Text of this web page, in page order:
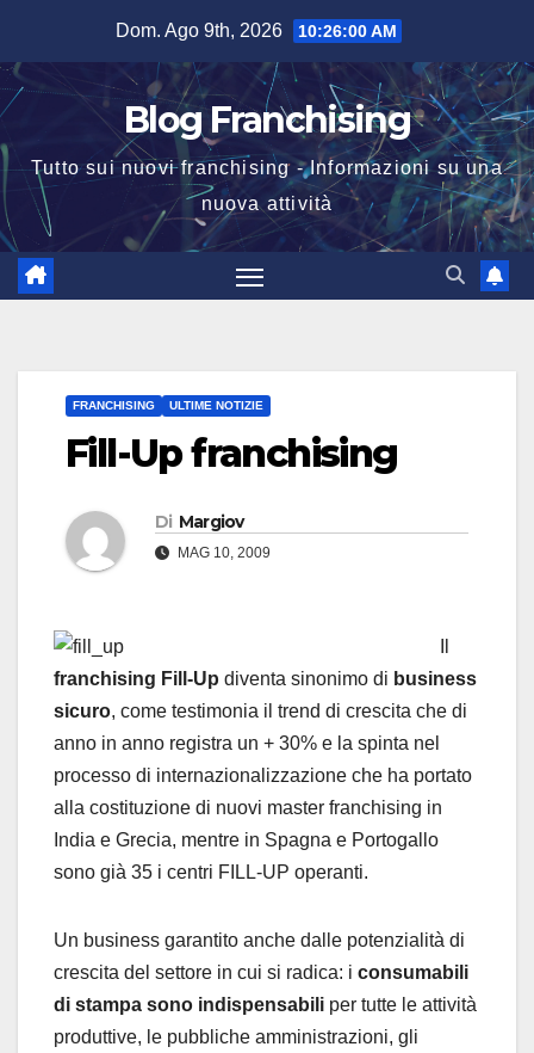
contenuto
Dom. Ago 9th, 2026 10:26:00 AM
Blog Franchising
Tutto sui nuovi franchising - Informazioni su una
nuova attività
FRANCHISING ULTIME NOTIZIE
Fill-Up franchising
Di Margiov
MAG 10, 2009
franchising Fill-Up diventa sinonimo di business
sicuro, come testimonia il trend di crescita che di
anno in anno registra un + 30% e la spinta nel
processo di internazionalizzazione che ha portato
alla costituzione di nuovi master franchising in
India e Grecia, mentre in Spagna e Portogallo
sono già 35 i centri FILL-UP operanti.
Un business garantito anche dalle potenzialità di
crescita del settore in cui si radica: i consumabili
di stampa sono indispensabili per tutte le attività
produttive, le pubbliche amministrazioni, gli